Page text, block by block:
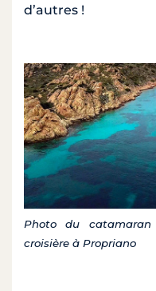
d’autres !
Photo du
croisière à Propriano